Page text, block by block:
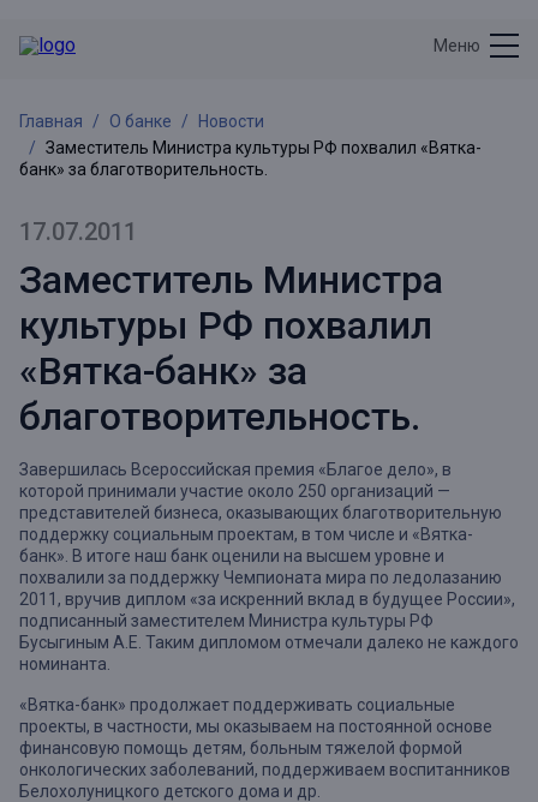
Меню
Главная О банке
Новости
Заместитель Министра культуры РФ похвалил «Вятка-
банк» за благотворительность.
17.07.2011
Заместитель Министра
культуры РФ похвалил
«Вятка-банк» за
благотворительность.
Завершилась Всероссийская премия «Благое дело», в
которой принимали участие около 250 организаций —
представителей бизнеса, оказывающих благотворительную
поддержку социальным проектам, в том числе и «Вятка-
банк». В итоге наш банк оценили на высшем уровне и
похвалили за поддержку Чемпионата мира по ледолазанию
2011, вручив диплом «за искренний вклад в будущее России»,
подписанный заместителем Министра культуры РФ
Бусыгиным А.Е. Таким дипломом отмечали далеко не каждого
номинанта.
«Вятка-банк» продолжает поддерживать социальные
проекты, в частности, мы оказываем на постоянной основе
финансовую помощь детям, больным тяжелой формой
онкологических заболеваний, поддерживаем воспитанников
Белохолуницкого детского дома и др.